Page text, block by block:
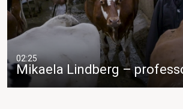
02:25
Mikaela Lindberg –